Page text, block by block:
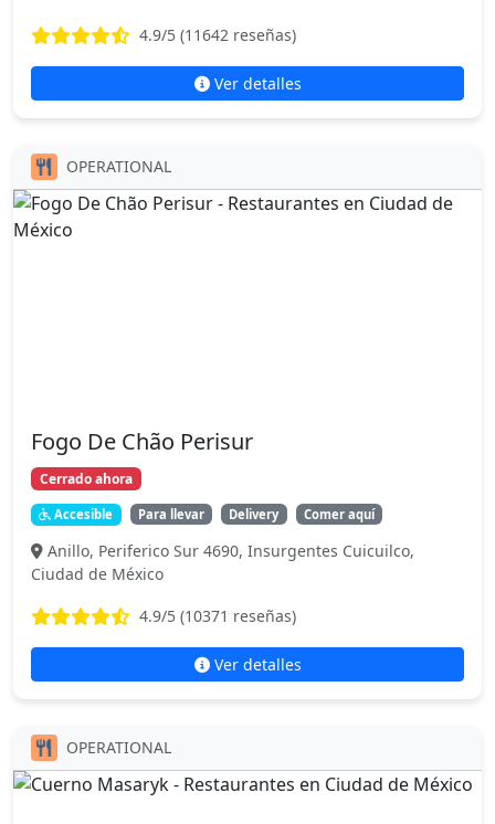
4.9/5 (11642 reseñas)
Ver detalles
OPERATIONAL
Fogo De Chão Perisur
Cerrado ahora
Accesible Para llevar Delivery Comer aquí
Anillo, Periferico Sur 4690, Insurgentes Cuicuilco,
Ciudad de México
4.9/5 (10371 reseñas)
Ver detalles
OPERATIONAL